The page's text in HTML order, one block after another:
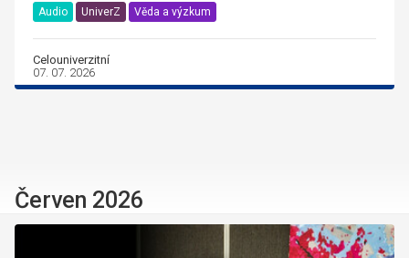
Audio UniverZ Věda a výzkum
Celouniverzitní
07. 07. 2026
Červen 2026